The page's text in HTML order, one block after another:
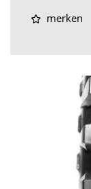
merken